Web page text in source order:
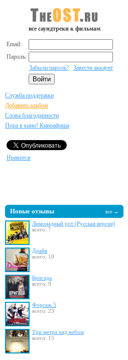
все саундтреки к фильмам
Email:
Пароль:
Забыли пароль?
Завести аккаунт
Служба поддержки
Добавить альбом
Слова благодарности
Пора в кино! Киноафиша
Нравится
Новые отзывы все →
Лимонадный рот (Русская версия)
всего: 7
Драйв
всего: 10
Бригада
всего: 9
Форсаж 5
всего: 23
Три метра над небом
всего: 15